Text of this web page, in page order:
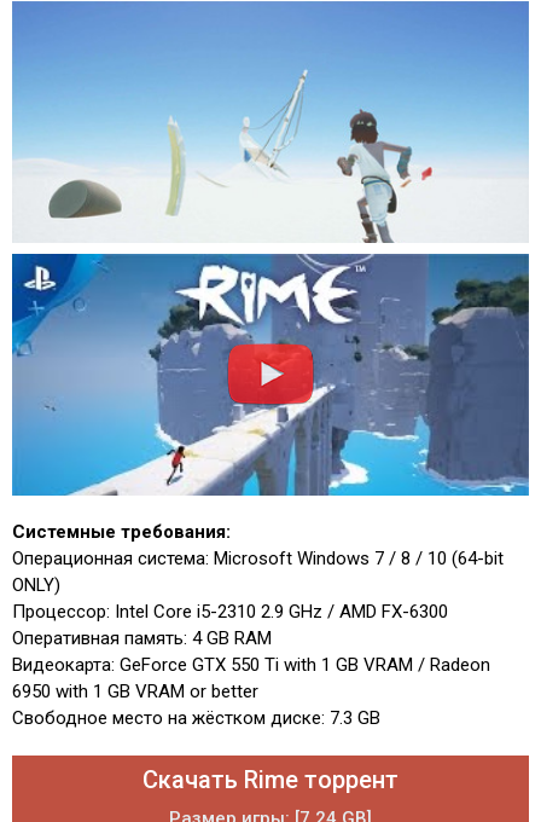
Системные требования:
Операционная система: Microsoft Windows 7 / 8 / 10 (64-bit
ONLY)
Процессор: Intel Core i5-2310 2.9 GHz / AMD FX-6300
Оперативная память: 4 GB RAM
Видеокарта: GeForce GTX 550 Ti with 1 GB VRAM / Radeon
6950 with 1 GB VRAM or better
Свободное место на жёстком диске: 7.3 GB
Скачать Rime торрент